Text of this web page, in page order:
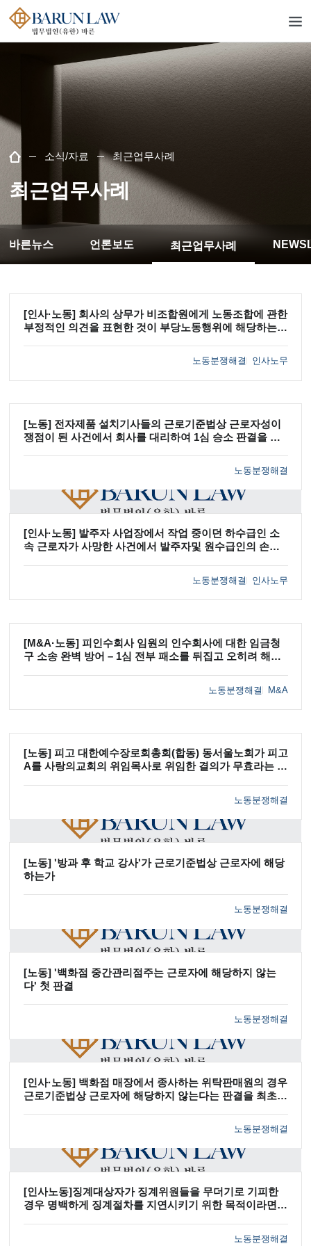
소식/자료 최근업무사례
최근업무사례
바른뉴스 언론보도 최근업무사례
[인사·노동] 회사의 상무가 비조합원에게 노동조합에 관한
부정적인 의견을 표현한 것이 부당노동행위에 해당하는지
노동분쟁해결 인사노무
[노동] 전자제품 설치기사들의 근로기준법상 근로자성이
쟁점이 된 사건에서 회사를 대리하여 1심 승소 판결을 이
노동분쟁해결
[인사·노동] 발주자 사업장에서 작업 중이던 하수급인 소
속 근로자가 사망한 사건에서 발주자및 원수급인의 손해
노동분쟁해결 인사노무
[M&A·노동] 피인수회사 임원의 인수회사에 대한 임금청
구 소송 완벽 방어 – 1심 전부 패소를 뒤집고 오히려 해당
노동분쟁해결 M&A
[노동] 피고 대한예수장로회총회(합동) 동서울노회가 피고
A를 사랑의교회의 위임목사로 위임한 결의가 무효라는 확
노동분쟁해결
[노동] '방과 후 학교 강사'가 근로기준법상 근로자에 해당
하는가
노동분쟁해결
[노동] '백화점 중간관리점주는 근로자에 해당하지 않는
다' 첫 판결
노동분쟁해결
[인사·노동] 백화점 매장에서 종사하는 위탁판매원의 경우
근로기준법상 근로자에 해당하지 않는다는 판결을 최초로
노동분쟁해결
[인사노동]징계대상자가 징계위원들을 무더기로 기피한
경우 명백하게 징계절차를 지연시키기 위한 목적이라면
노동분쟁해결